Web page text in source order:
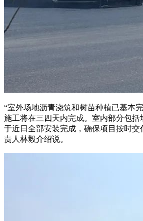
“室外场地沥青浇筑和树苗种植已基本
施工将在三四天内完成。室内部分包
于近日全部安装完成，确保项目按时交
责人林毅介绍说。